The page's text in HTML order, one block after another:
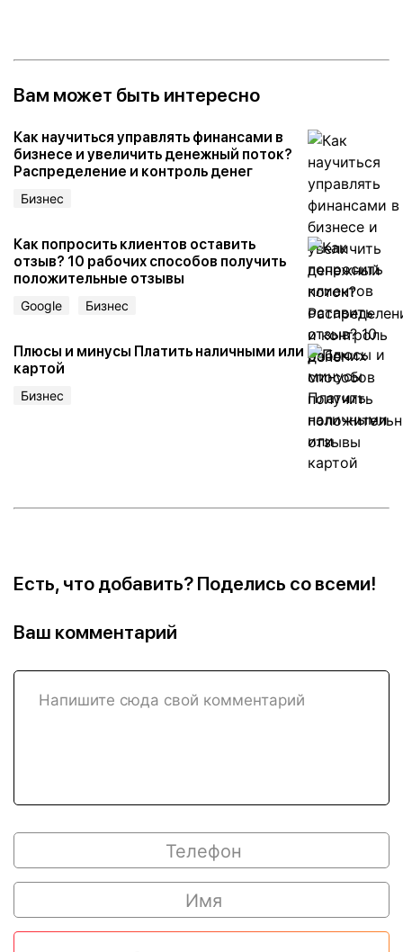
Вам может быть интересно
Как научиться управлять финансами в
бизнесе и увеличить денежный поток?
Распределение и контроль денег
Бизнес
Как попросить клиентов оставить
отзыв? 10 рабочих способов получить
положительные отзывы
Google Бизнес
Плюсы и минусы Платить наличными или
картой
Бизнес
Есть, что добавить? Поделись со всеми!
Ваш комментарий